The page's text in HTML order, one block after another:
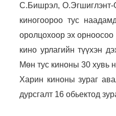
С.Бишрэл, О.Эгшиглэнт-
киногоороо тус
оролцохоор эх
кино урлагийн түүхэн
Мөн тус киноны 30 хувь
Харин киноны зураг
дурсгалт 16 обьектод